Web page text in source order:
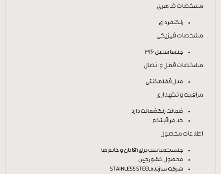
مشخصات ظاهری
رنگنقره ای
مشخصات فیزیکی
جنساستیل 316
مشخصات قفل و اتصال
مدل قفلمگنتی
مراقبت و نگهداری
ضمانت رنگضمانت دارد
حد مراقبتکم
اطلاعات محصول
جنسیتمباسب برای آقایان و خانم ها
محصول کشورچین
شرکت سازندهSTAINLESS STEEL